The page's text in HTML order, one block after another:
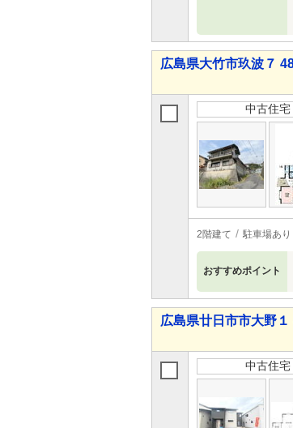
広島県大竹市玖波７
中古住宅
2階建て 駐車場あり
おすすめポイント
広島県廿日市市大野
中古住宅